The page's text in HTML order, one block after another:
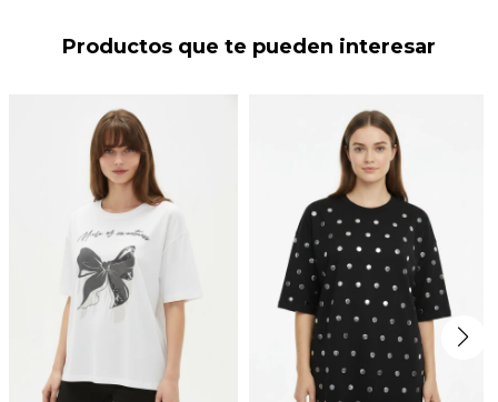
Productos que te pueden interesar